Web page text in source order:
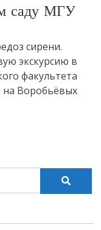
саду МГУ
сирени.
экскурсию в
факультета
Воробьёвых